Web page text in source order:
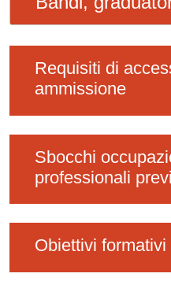
Requisiti di
ammissione
Sbocchi
professionali
Obiettivi